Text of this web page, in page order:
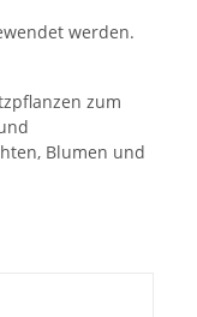
werden.
zum
Blumen und